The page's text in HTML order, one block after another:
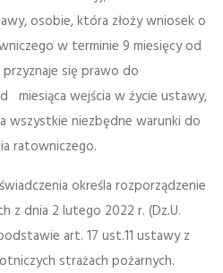
osobie, która złoży wniosek o
w terminie 9 miesięcy od
się prawo do
miesiąca wejścia w życie ustawy,
wszystkie niezbędne warunki do
ratowniczego.
określa rozporządzenie
z dnia 2 lutego 2022 r. (Dz.U.
art. 17 ust.11 ustawy z
strażach pożarnych.